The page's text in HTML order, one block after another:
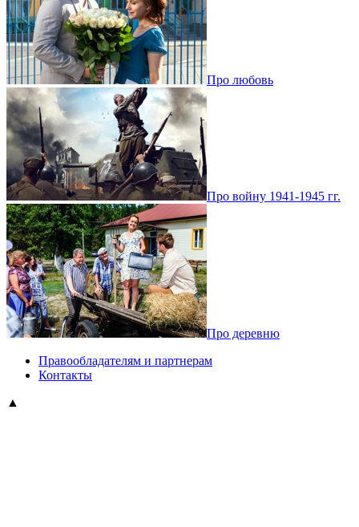
Про любовь
Про войну 1941-1945 гг.
Про деревню
Правообладателям и партнерам
Контакты
▲